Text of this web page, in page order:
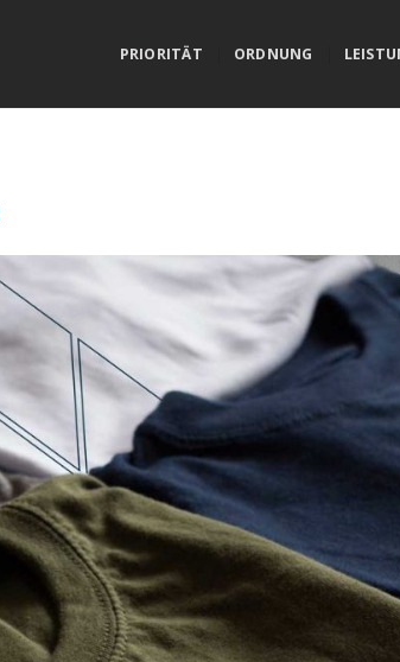
PRIORITÄT ORDNUNG